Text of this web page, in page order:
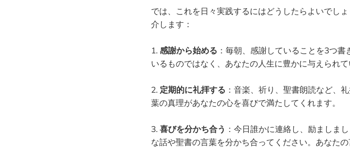
では、これを日々実践するにはどうしたらよいでし
介します：
1. 感謝から始める ：毎朝、感謝していることを3つ
いるものではなく、あなたの人生に豊かに与えられ
2. 定期的に礼拝する ：音楽、祈り、聖書朗読など、
葉の真理があなたの心を喜びで満たしてくれます。
3. 喜びを分かち合う ：今日誰かに連絡し、励ましま
な話や聖書の言葉を分かち合ってください。あなた